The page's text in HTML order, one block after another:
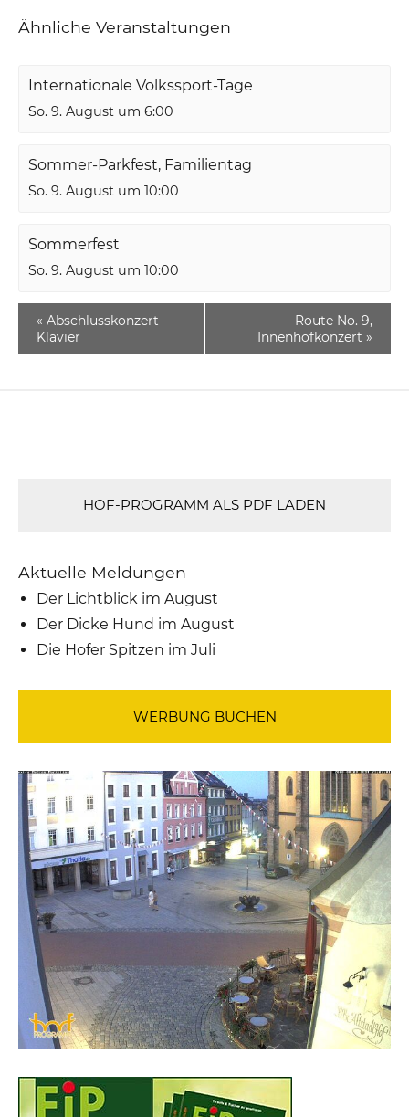
Ähnliche Veranstaltungen
Internationale Volkssport-Tage
So. 9. August um 6:00
Sommer-Parkfest, Familientag
So. 9. August um 10:00
Sommerfest
So. 9. August um 10:00
« Abschlusskonzert
Klavier
Route No. 9,
Innenhofkonzert »
HOF-PROGRAMM ALS PDF LADEN
Aktuelle Meldungen
Der Lichtblick im August
Der Dicke Hund im August
Die Hofer Spitzen im Juli
WERBUNG BUCHEN